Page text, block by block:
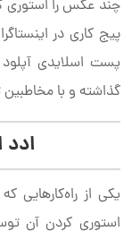
چند عکس را استوری
پیج کاری در
گذاشته و با
ادد
یکی از راه‌کارهایی
استوری کردن آن